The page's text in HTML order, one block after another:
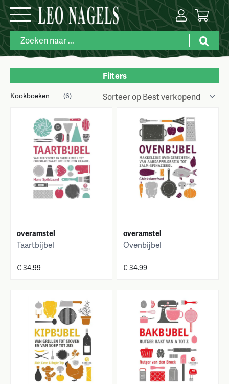
Filters
Kookboeken (6)
overamstel
Taartbijbel
€ 34.99
overamstel
Ovenbijbel
€ 34.99